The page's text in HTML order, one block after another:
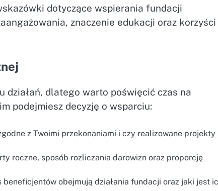
dotyczące wspierania fundacji
znaczenie edukacji oraz korzyści
dlatego warto poświęcić czas na
podejmiesz decyzję o wsparciu:
z Twoimi przekonaniami i czy realizowane projekty
roczne, sposób rozliczania darowizn oraz proporcję
beneficjentów obejmują działania fundacji oraz jaki jest